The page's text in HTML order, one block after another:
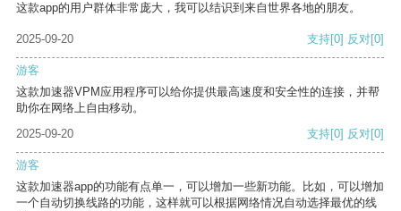
这款app的用户群体非常庞大，我可以结识到来自世界各地的朋友。
2025-09-20 支持[0] 反对[0]
游客
这款加速器VPM应用程序可以给你提供最高速度和安全性的连接，并帮
助你在网络上自由移动。
2025-09-20
支持[0] 反对[0]
游客
这款加速器app的功能有点单一，可以增加一些新功能。比如，可以增加
一个自动切换线路的功能，这样就可以根据网络情况自动选择最优的线